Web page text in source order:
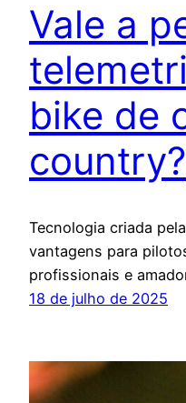
Vale a
bike de
country?
Tecnologia criada
vantagens para
profissionais e
18 de julho de 2025